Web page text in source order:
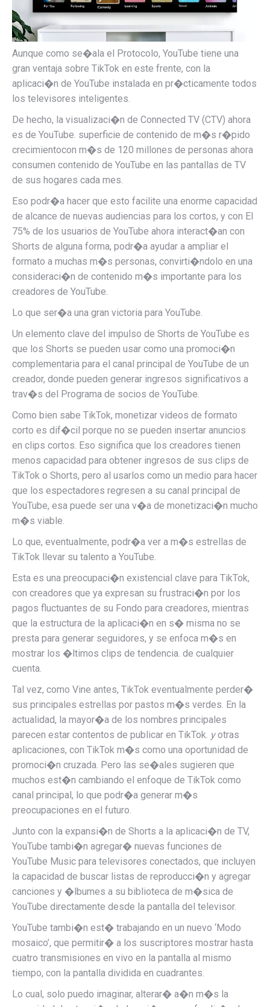
Aunque como se�ala el Protocolo, YouTube tiene una
gran ventaja sobre TikTok en este frente, con la
aplicaci�n de YouTube instalada en pr�cticamente todos
los televisores inteligentes.
De hecho, la visualizaci�n de Connected TV (CTV) ahora
es de YouTube. superficie de contenido de m�s r�pido
crecimientocon m�s de 120 millones de personas ahora
consumen contenido de YouTube en las pantallas de TV
de sus hogares cada mes.
Eso podr�a hacer que esto facilite una enorme capacidad
de alcance de nuevas audiencias para los cortos, y con El
75% de los usuarios de YouTube ahora interact�an con
Shorts de alguna forma, podr�a ayudar a ampliar el
formato a muchas m�s personas, convirti�ndolo en una
consideraci�n de contenido m�s importante para los
creadores de YouTube.
Lo que ser�a una gran victoria para YouTube.
Un elemento clave del impulso de Shorts de YouTube es
que los Shorts se pueden usar como una promoci�n
complementaria para el canal principal de YouTube de un
creador, donde pueden generar ingresos significativos a
trav�s del Programa de socios de YouTube.
Como bien sabe TikTok, monetizar videos de formato
corto es dif�cil porque no se pueden insertar anuncios
en clips cortos. Eso significa que los creadores tienen
menos capacidad para obtener ingresos de sus clips de
TikTok o Shorts, pero al usarlos como un medio para hacer
que los espectadores regresen a su canal principal de
YouTube, esa puede ser una v�a de monetizaci�n mucho
m�s viable.
Lo que, eventualmente, podr�a ver a m�s estrellas de
TikTok llevar su talento a YouTube.
Esta es una preocupaci�n existencial clave para TikTok,
con creadores que ya expresan su frustraci�n por los
pagos fluctuantes de su Fondo para creadores, mientras
que la estructura de la aplicaci�n en s� misma no se
presta para generar seguidores, y se enfoca m�s en
mostrar los �ltimos clips de tendencia. de cualquier
cuenta.
Tal vez, como Vine antes, TikTok eventualmente perder�
sus principales estrellas por pastos m�s verdes. En la
actualidad, la mayor�a de los nombres principales
parecen estar contentos de publicar en TikTok. yotras
aplicaciones, con TikTok m�s como una oportunidad de
promoci�n cruzada. Pero las se�ales sugieren que
muchos est�n cambiando el enfoque de TikTok como
canal principal, lo que podr�a generar m�s
preocupaciones en el futuro.
Junto con la expansi�n de Shorts a la aplicaci�n de TV,
YouTube tambi�n agregar� nuevas funciones de
YouTube Music para televisores conectados, que incluyen
la capacidad de buscar listas de reproducci�n y agregar
canciones y �lbumes a su biblioteca de m�sica de
YouTube directamente desde la pantalla del televisor.
YouTube tambi�n est� trabajando en un nuevo ‘Modo
mosaico’, que permitir� a los suscriptores mostrar hasta
cuatro transmisiones en vivo en la pantalla al mismo
tiempo, con la pantalla dividida en cuadrantes.
Lo cual, solo puedo imaginar, alterar� a�n m�s la